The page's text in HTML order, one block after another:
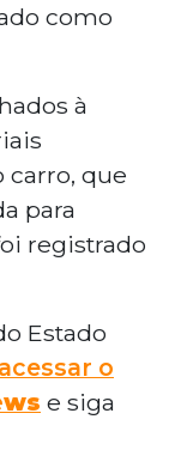
como
à
carro, que
para
registrado
Estado
o
e siga